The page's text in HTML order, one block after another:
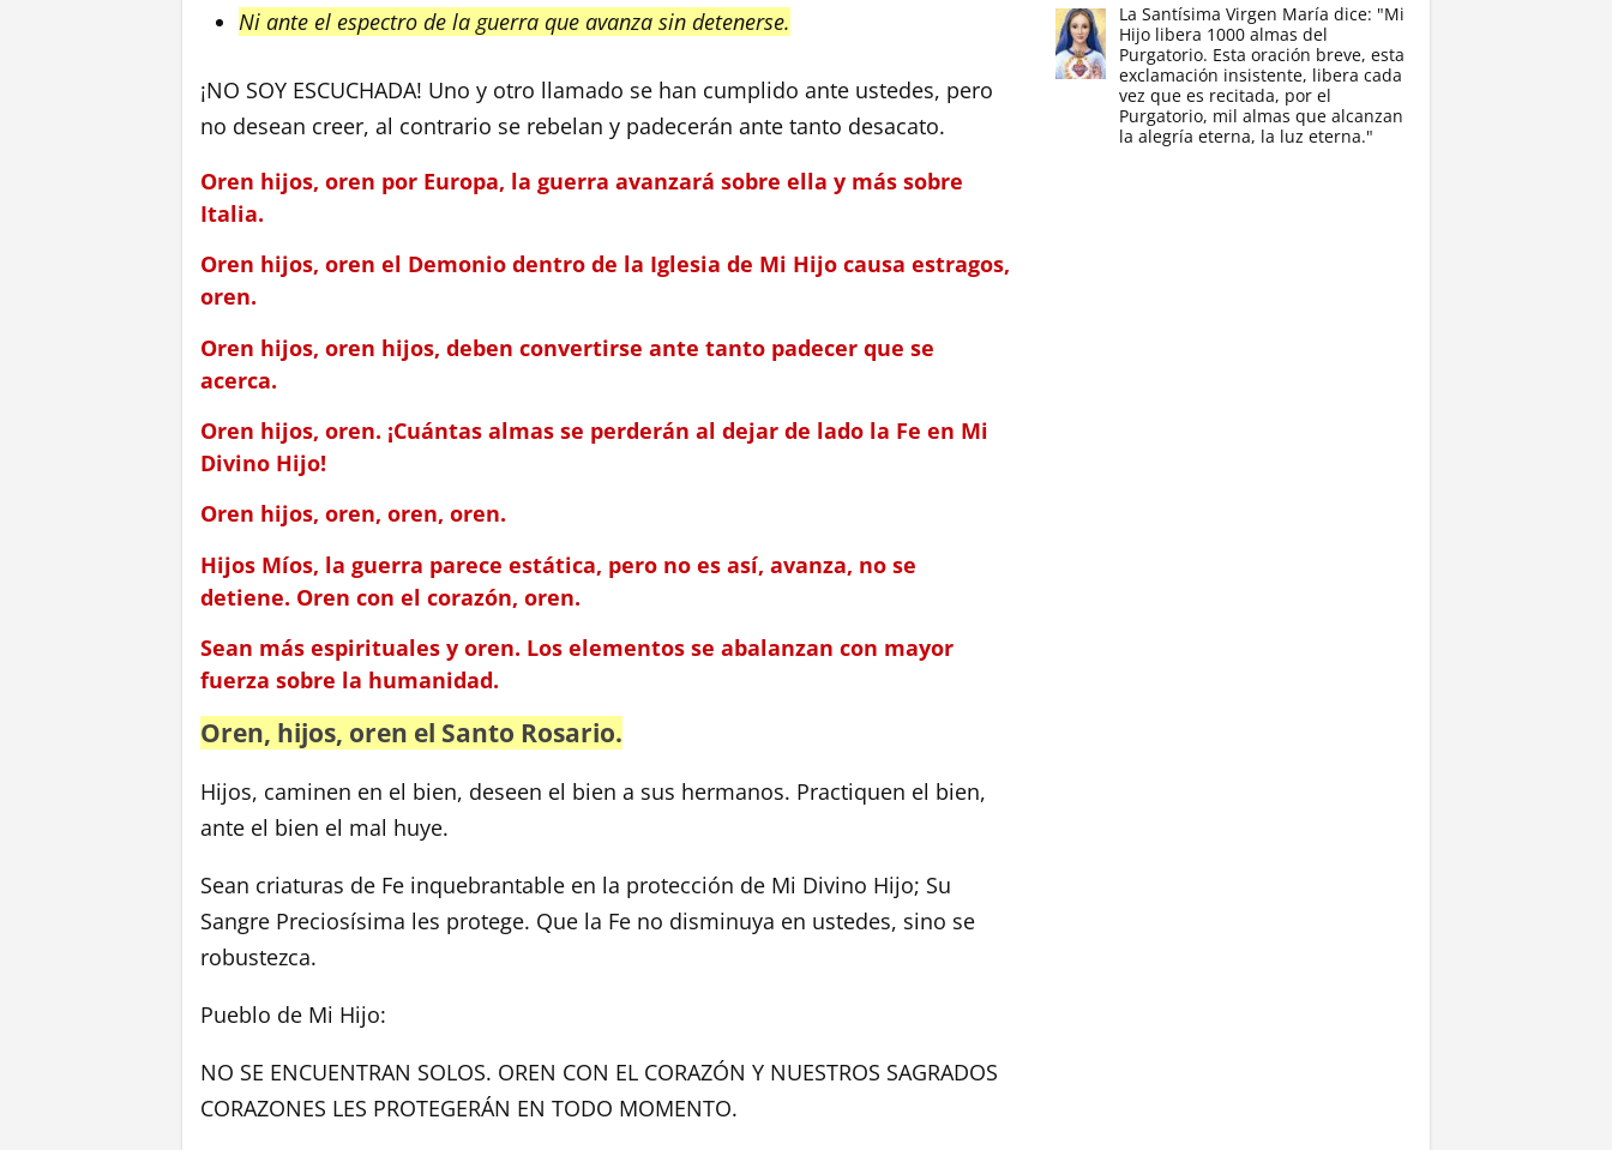
Ni ante el espectro de la guerra que avanza sin detenerse.
¡NO SOY ESCUCHADA! Uno y otro llamado se han cumplido ante ustedes, pero
no desean creer, al contrario se rebelan y padecerán ante tanto desacato.
Oren hijos, oren por Europa, la guerra avanzará sobre ella y más sobre
Italia.
Oren hijos, oren el Demonio dentro de la Iglesia de Mi Hijo causa estragos,
oren.
Oren hijos, oren hijos, deben convertirse ante tanto padecer que se
acerca.
Oren hijos, oren. ¡Cuántas almas se perderán al dejar de lado la Fe en Mi
Divino Hijo!
Oren hijos, oren, oren, oren.
Hijos Míos, la guerra parece estática, pero no es así, avanza, no se
detiene. Oren con el corazón, oren.
Sean más espirituales y oren. Los elementos se abalanzan con mayor
fuerza sobre la humanidad.
Oren, hijos, oren el Santo Rosario.
Hijos, caminen en el bien, deseen el bien a sus hermanos. Practiquen el bien,
ante el bien el mal huye.
Sean criaturas de Fe inquebrantable en la protección de Mi Divino Hijo; Su
Sangre Preciosísima les protege. Que la Fe no disminuya en ustedes, sino se
robustezca.
Pueblo de Mi Hijo:
NO SE ENCUENTRAN SOLOS. OREN CON EL CORAZÓN Y NUESTROS SAGRADOS
CORAZONES LES PROTEGERÁN EN TODO MOMENTO.
La Santísima Virgen María dice: "Mi
Hijo libera 1000 almas del
Purgatorio. Esta oración breve, esta
exclamación insistente, libera cada
vez que es recitada, por el
Purgatorio, mil almas que alcanzan
la alegría eterna, la luz eterna."